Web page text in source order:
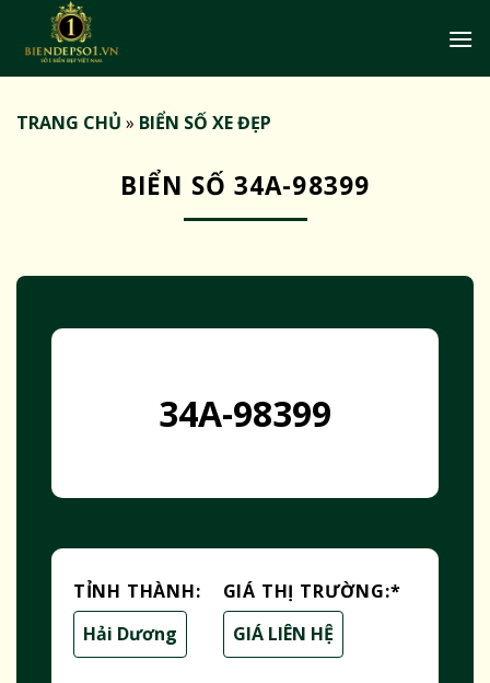
TRANG CHỦ » BIỂN SỐ XE ĐẸP
BIỂN SỐ 34A-98399
34A-98399
TỈNH THÀNH:
Hải Dương
GIÁ THỊ TRƯỜNG:*
GIÁ LIÊN HỆ